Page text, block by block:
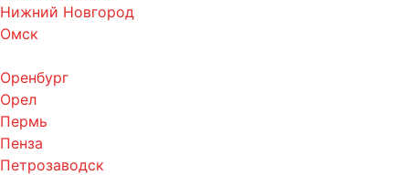
Нижний Новгород
Омск
Оренбург
Орел
Пермь
Пенза
Петрозаводск